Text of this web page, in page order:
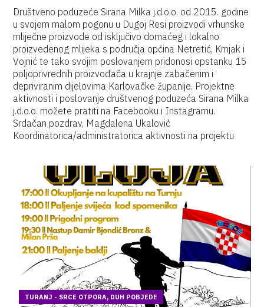
Društveno poduzeće Sirana Milka j.d.o.o. od 2015. godine
u svojem malom pogonu u Dugoj Resi proizvodi vrhunske
mliječne proizvode od isključivo domaćeg i lokalno
proizvedenog mlijeka s područja općina Netretić, Krnjak i
Vojnić te tako svojim poslovanjem pridonosi opstanku 15
poljoprivrednih proizvođača u krajnje zabačenim i
depriviranim dijelovima Karlovačke županije. Projektne
aktivnosti i poslovanje društvenog poduzeća Sirana Milka
j.d.o.o. možete pratiti na Facebooku i Instagramu.
Srdačan pozdrav, Magdalena Ukalović
Koordinatorica/administratorica aktivnosti na projektu
TURANJ - SRCE OTPORA, DUH POBJEDE